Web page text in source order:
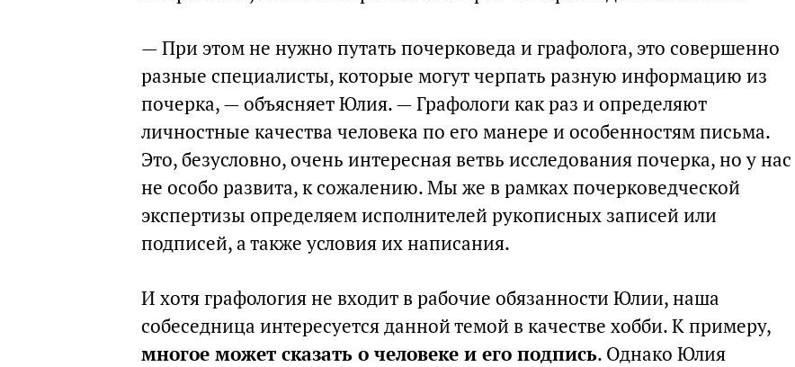
— При этом не нужно путать почерковеда и графолога, это совершенно
разные специалисты, которые могут черпать разную информацию из
почерка, — объясняет Юлия. — Графологи как раз и определяют
личностные качества человека по его манере и особенностям письма.
Это, безусловно, очень интересная ветвь исследования почерка, но у нас
не особо развита, к сожалению. Мы же в рамках почерковедческой
экспертизы определяем исполнителей рукописных записей или
подписей, а также условия их написания.
И хотя графология не входит в рабочие обязанности Юлии, наша
собеседница интересуется данной темой в качестве хобби. К примеру,
многое может сказать о человеке и его подпись. Однако Юлия